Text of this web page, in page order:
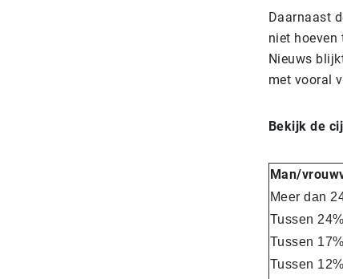
Daarnaast
niet hoeven
Nieuws
met vooral
Bekijk de
Man/
Meer dan
Tussen
Tussen
Tussen